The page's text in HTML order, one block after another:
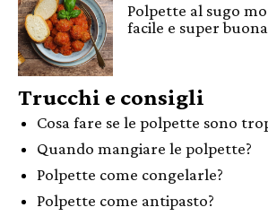
Polpette al sugo
facile e super buona
Trucchi e consigli
Cosa fare se le polpette sono
Quando mangiare le polpette?
Polpette come congelarle?
Polpette come antipasto?